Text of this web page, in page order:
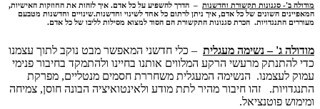
מודולה ב'- סגנונות תקשורת וחדשנות – הדרך להשפיע על כל אדם. איך לזהות את החוזקות האישיות,
המאפיינים השונים של כל אדם, איך ניתן לרתום כל אחד לשינוי וחדשנות.שינויים וחדשנות מטבעם
מעוררים התנגדויות. הכרת סגנונות התקשורת הם הסוד למצוא מסילות לליבו של כל אדם.
מודולה ג' – נשימה מעגלית – כלי חדשני המאפשר מבט נוקב לתוך עצמנו
כדי להתנתק מרעשי הרקע המלווים אותנו בחיינו ולהתמקד בחיבור פנימי
עמוק לעצמנו. הנשימה המעגלית משחררת חסמים מנטליים, מפרקת
התנגדויות. זהו חיבור מהיר לתת מודע ולאינטואיציה הבונה חוסן, צמיחה
ומימוש פוטנציאל.